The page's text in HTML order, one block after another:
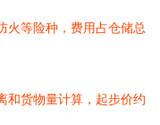
火等险种，费用占仓储总
和货物量计算，起步价约